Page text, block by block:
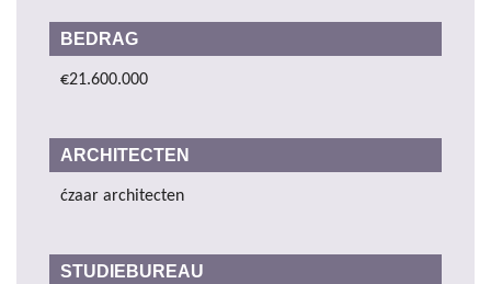
BEDRAG
€21.600.000
ARCHITECTEN
ćzaar architecten
STUDIEBUREAU